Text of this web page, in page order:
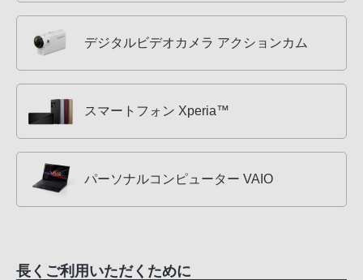
デジタルビデオカメラ アクションカム
スマートフォン Xperia™
パーソナルコンピューター VAIO
長くご利用いただくために